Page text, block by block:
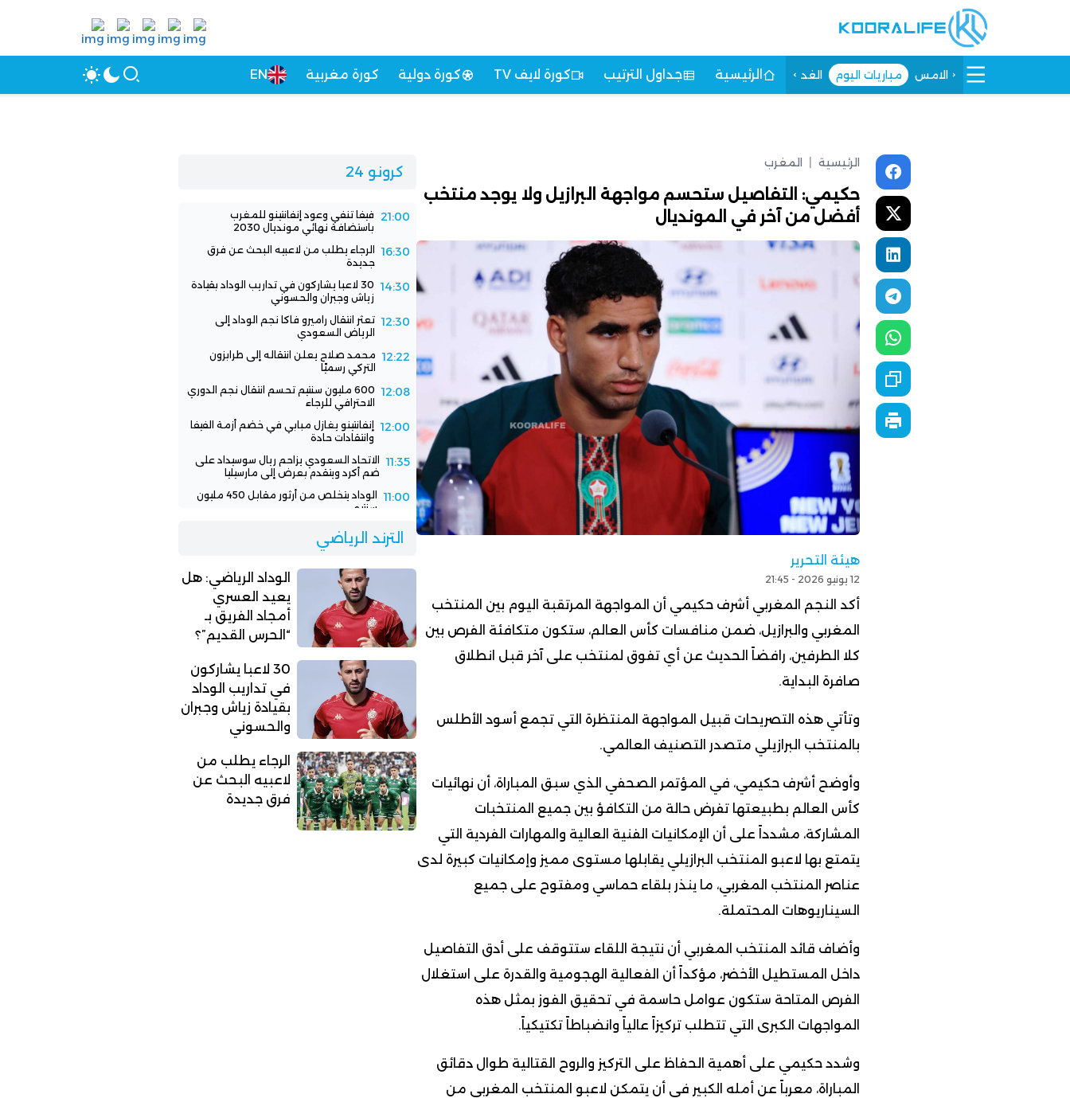
الامس مباريات اليوم الغد الرئيسية جداول الترتيب كورة لايف TV كورة دولية كورة مغربية EN
الرئيسية المغرب
حكيمي: التفاصيل ستحسم مواجهة البرازيل ولا يوجد منتخب
أفضل من آخر في المونديال
هيئة التحرير
12 يونيو 2026 - 21:45
أكد النجم المغربي أشرف حكيمي أن المواجهة المرتقبة اليوم بين المنتخب
المغربي والبرازيل، ضمن منافسات كأس العالم، ستكون متكافئة الفرص بين
كلا الطرفين، رافضاً الحديث عن أي تفوق لمنتخب على آخر قبل انطلاق
صافرة البداية.
وتأتي هذه التصريحات قبيل المواجهة المنتظرة التي تجمع أسود الأطلس
بالمنتخب البرازيلي متصدر التصنيف العالمي.
وأوضح أشرف حكيمي، في المؤتمر الصحفي الذي سبق المباراة، أن نهائيات
كأس العالم بطبيعتها تفرض حالة من التكافؤ بين جميع المنتخبات
المشاركة، مشدداً على أن الإمكانيات الفنية العالية والمهارات الفردية التي
يتمتع بها لاعبو المنتخب البرازيلي يقابلها مستوى مميز وإمكانيات كبيرة لدى
عناصر المنتخب المغربي، ما ينذر بلقاء حماسي ومفتوح على جميع
السيناريوهات المحتملة.
وأضاف قائد المنتخب المغربي أن نتيجة اللقاء ستتوقف على أدق التفاصيل
داخل المستطيل الأخضر، مؤكداً أن الفعالية الهجومية والقدرة على استغلال
الفرص المتاحة ستكون عوامل حاسمة في تحقيق الفوز بمثل هذه
المواجهات الكبرى التي تتطلب تركيزاً عالياً وانضباطاً تكتيكياً.
وشدد حكيمي على أهمية الحفاظ على التركيز والروح القتالية طوال دقائق
المباراة، معرباً عن أمله الكبير في أن يتمكن لاعبو المنتخب المغربي من
كرونو 24
21:00
فيفا تنفي وعود إنفانتينو للمغرب
باستضافة نهائي مونديال 2030
16:30
الرجاء يطلب من لاعبيه البحث عن فرق
جديدة
14:30
30 لاعبا يشاركون في تداريب الوداد بقيادة
زياش وجبران والحسوني
12:30 تعثر انتقال راميرو فاكا نجم الوداد إلى
الرياض السعودي
12:22 محمد صلاح يعلن انتقاله إلى طرابزون
التركي رسميًا
12:08
600 مليون سنتيم تحسم انتقال نجم الدوري
الاحترافي للرجاء
12:00
إنفانتينو يغازل مبابي في خضم أزمة الفيفا
وانتقادات حادة
11:35
الاتحاد السعودي يزاحم ريال سوسيداد على
ضم أكرد ويتقدم بعرض إلى مارسيليا
11:00
الوداد يتخلص من أرثور مقابل 450 مليون
سنتيم
10:30
الوداد الرياضي: هل يعيد العسري أمجاد
الفريق بـ “الحرس القديم”؟
الترند الرياضي
الوداد الرياضي: هل
يعيد العسري
أمجاد الفريق بـ
“الحرس القديم”؟
30 لاعبا يشاركون
في تداريب الوداد
بقيادة زياش وجبران
والحسوني
الرجاء يطلب من
لاعبيه البحث عن
فرق جديدة